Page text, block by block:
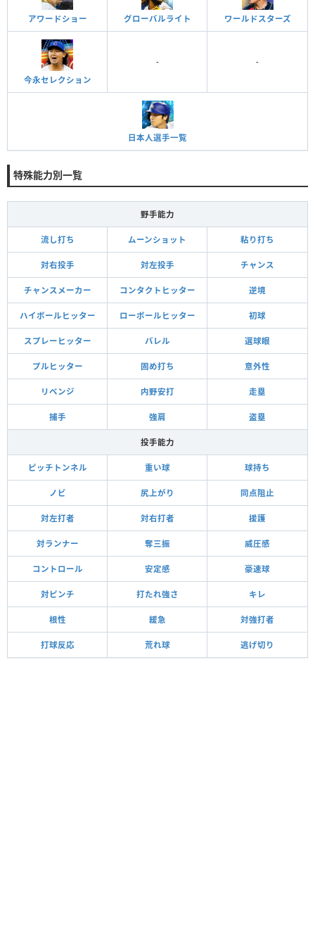
アワードショー グローバルライト ワールドスターズ
今永セレクション
- -
日本人選手一覧
特殊能力別一覧
野手能力
流し打ち ムーンショット 粘り打ち
対右投手 対左投手 チャンス
チャンスメーカー コンタクトヒッター 逆境
ハイボールヒッター ローボールヒッター 初球
スプレーヒッター バレル 選球眼
プルヒッター 固め打ち 意外性
リベンジ 内野安打 走塁
捕手 強肩 盗塁
投手能力
ピッチトンネル 重い球 球持ち
ノビ 尻上がり 同点阻止
対左打者 対右打者 援護
対ランナー 奪三振 威圧感
コントロール 安定感 豪速球
対ピンチ 打たれ強さ キレ
根性 緩急 対強打者
打球反応 荒れ球 逃げ切り